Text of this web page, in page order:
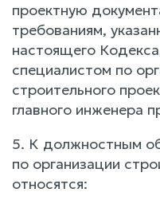
проектную
требованиям,
настоящего
специалистом по
строительного
главного инженера
5. К должностным
по организации
относятся: